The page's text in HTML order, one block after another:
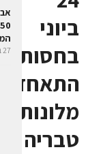
ביוני
בחסות
התאחדות
מלונות
טבריה
27 באוקטובר 2005